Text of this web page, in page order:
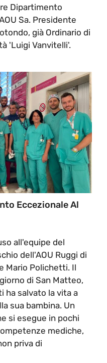
Dipartimento
Sa. Presidente
già Ordinario di
'Luigi Vanvitelli'.
Eccezionale Al
all'equipe del
dell'AOU Ruggi di
Mario Polichetti. Il
di San Matteo,
ha salvato la vita a
sua bambina. Un
si esegue in pochi
mediche,
priva di